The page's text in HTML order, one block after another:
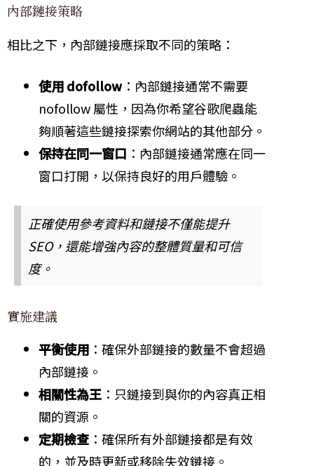
內部鏈接策略
相比之下，內部鏈接應採取不同的策略：
使用 dofollow：內部鏈接通常不需要
nofollow 屬性，因為你希望谷歌爬蟲能
夠順著這些鏈接探索你網站的其他部分。
保持在同一窗口 ：內部鏈接通常應在同一
窗口打開，以保持良好的用戶體驗。
正確使用參考資料和鏈接不僅能提升
SEO，還能增強內容的整體質量和可信
度。
實施建議
平衡使用 ：確保外部鏈接的數量不會超過
內部鏈接。
相關性為王 ：只鏈接到與你的內容真正相
關的資源。
定期檢查 ：確保所有外部鏈接都是有效
的，並及時更新或移除失效鏈接。